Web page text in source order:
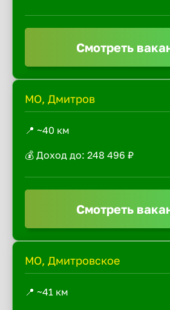
Смотреть
МО, Дмитров
📍 ~40 км
💰 Доход до: 248 496 ₽
Смотреть
МО, Дмитровское
📍 ~41 км